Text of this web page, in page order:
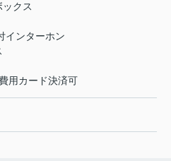
クス
インターホン
用カード決済可